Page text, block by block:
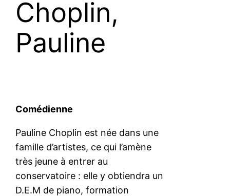
Choplin,
Pauline
Comédienne
Pauline Choplin est née dans une
famille d’artistes, ce qui l’amène
très jeune à entrer au
conservatoire : elle y obtiendra un
D.E.M de piano, formation